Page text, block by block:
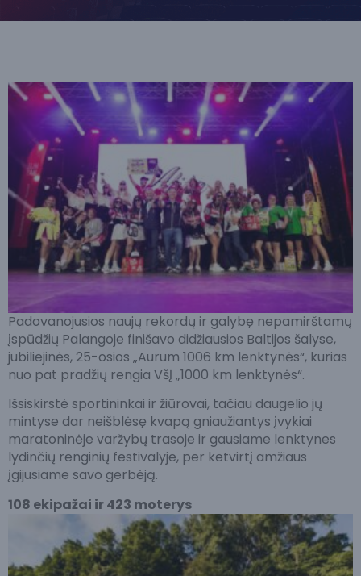
Padovanojusios naujų rekordų ir galybę nepamirštamų
įspūdžių Palangoje finišavo didžiausios Baltijos šalyse,
jubiliejinės, 25-osios „Aurum 1006 km lenktynės“, kurias
nuo pat pradžių rengia VšĮ „1000 km lenktynės“.
Išsiskirstė sportininkai ir žiūrovai, tačiau daugelio jų
mintyse dar neišblėsę kvapą gniaužiantys įvykiai
maratoninėje varžybų trasoje ir gausiame lenktynes
lydinčių renginių festivalyje, per ketvirtį amžiaus
įgijusiame savo gerbėją.
108 ekipažai ir 423 moterys